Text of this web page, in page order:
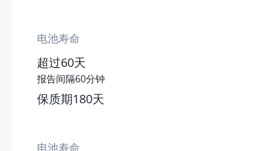
电池寿命
超过60天
报告间隔60分钟
保质期180天
电池寿命